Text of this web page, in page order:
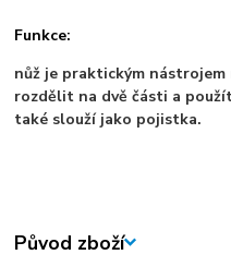
Funkce:
nůž je praktickým
rozdělit na dvě části a
také slouží jako pojistka.
Původ zboží